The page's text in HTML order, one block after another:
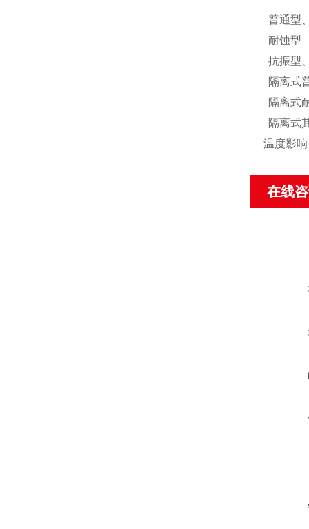
普通型
耐蚀型
抗振型
隔离式
隔离式
隔离式
温度影
在线